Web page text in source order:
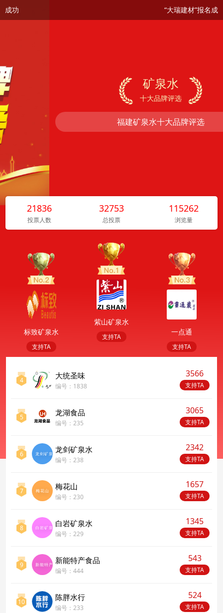
功 “大瑞建材”报名成功
21836
投票人数
32753
总投票
115262
浏览量
标致矿泉水
支持TA
紫山矿泉水
支持TA 一点通
支持TA
4 大统圣味
编号：1838
3566
支持TA
5 龙湖食品
编号：235
3065
支持TA
6 龙剑矿泉水龙剑矿泉水
编号：238
2342
支持TA
7 梅花山 梅花山
编号：230
1657
支持TA
8 白岩矿泉水白岩矿泉水
编号：229
1345
支持TA
9 新能特产食品新能特产食品
编号：444
543
支持TA
10 陈胖水行
编号：233
524
支持TA